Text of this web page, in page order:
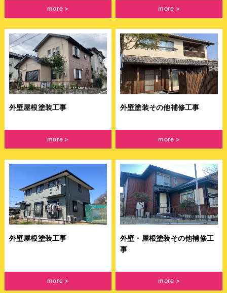
more more
外壁屋根塗装工事
more
外壁塗装その他補修工事
more
外壁屋根塗装工事
more
外壁・屋根塗装その他補修工
事
more